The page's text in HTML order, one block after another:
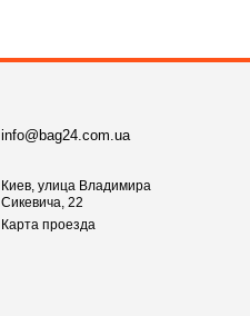
info@bag24.com.ua
Киев, улица Владимира
Сикевича, 22
Карта проезда